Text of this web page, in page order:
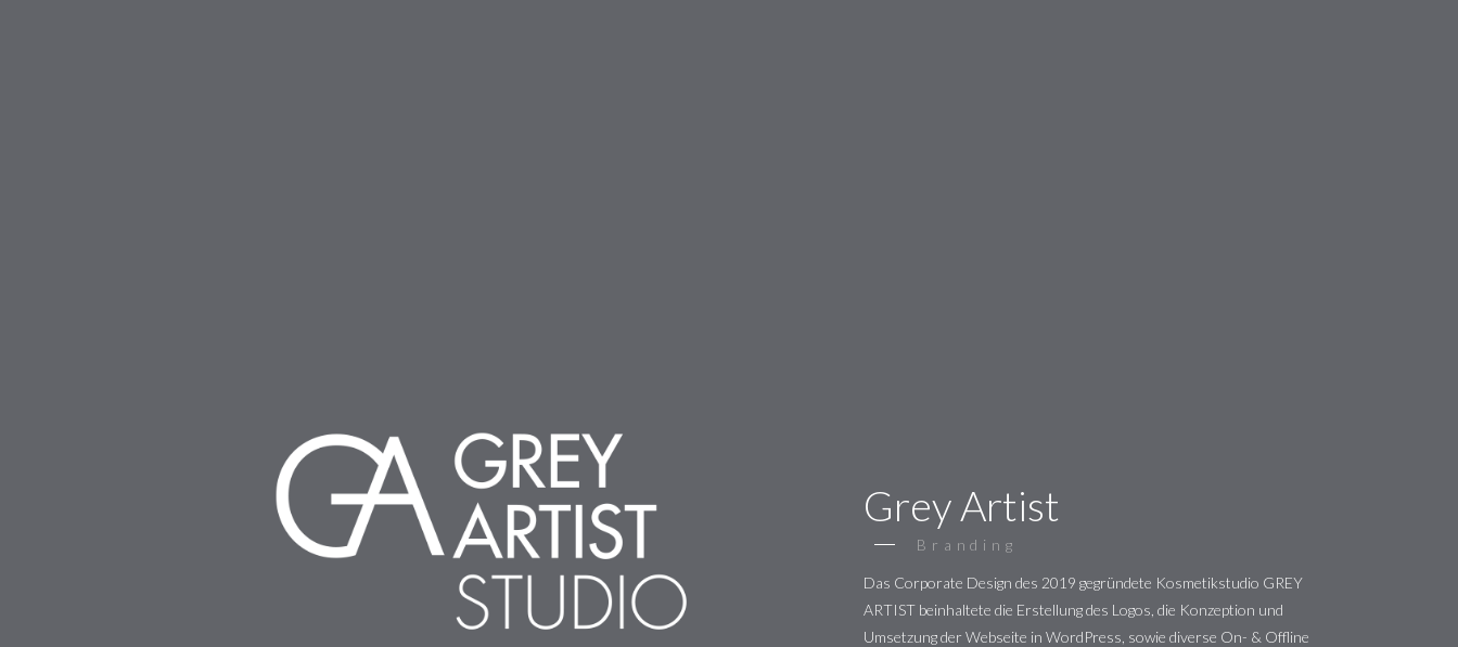
Grey Artist
Branding
Das Corporate Design des 2019 gegründete Kosmetikstudio GREY
ARTIST beinhaltete die Erstellung des Logos, die Konzeption und
Umsetzung der Webseite in WordPress, sowie diverse On- & Offline